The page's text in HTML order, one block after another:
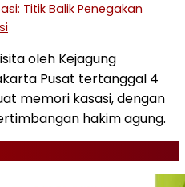
Titik Balik Penegakan
oleh Kejagung
Pusat tertanggal 4
memori kasasi, dengan
hakim agung.